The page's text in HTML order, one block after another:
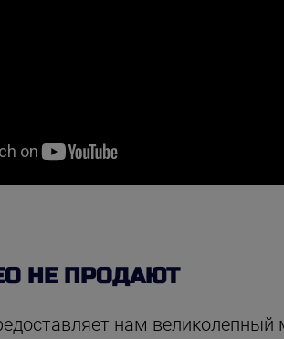
НЕ ПРОДАЮТ
нам